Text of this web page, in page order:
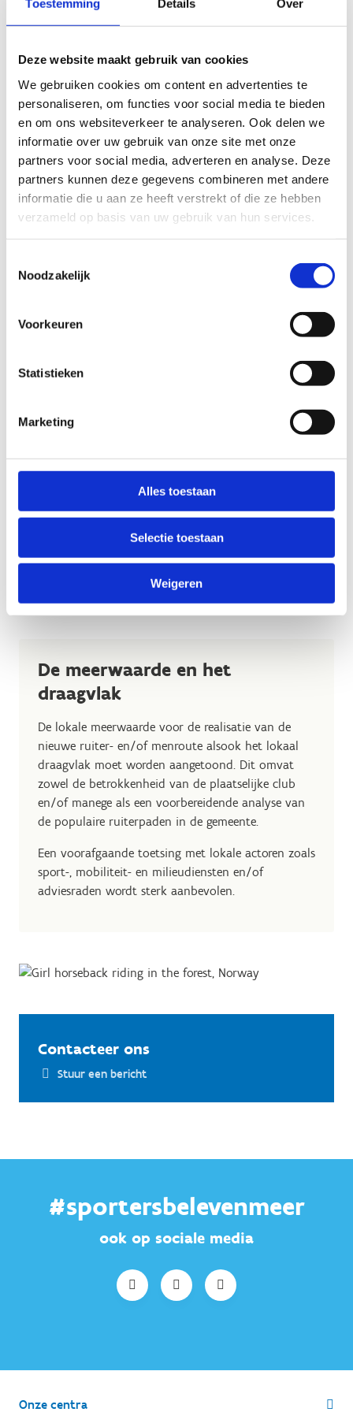
Toestemming Details Over
Deze website maakt gebruik van cookies
We gebruiken cookies om content en advertenties te
personaliseren, om functies voor social media te bieden
en om ons websiteverkeer te analyseren. Ook delen we
informatie over uw gebruik van onze site met onze
partners voor social media, adverteren en analyse. Deze
partners kunnen deze gegevens combineren met andere
informatie die u aan ze heeft verstrekt of die ze hebben
verzameld op basis van uw gebruik van hun services.
Noodzakelijk
Voorkeuren
Statistieken
Marketing
Alles toestaan
Selectie toestaan
Weigeren
menroute, vraagt steeds voorafgaand toestemming
aan de respectievelijke eigenaars en/of beheerders
doorkruist dat eigendom is van of beheerd wordt
door ANB, verwijzen we naar de
aanvraagprocedure zoals voorzien door het
Agentschap.
De consulent Sportieve Vrije Tijd kan ondersteuning
bieden bij het aanvragen van bepaalde toelatingen
(zieondersteuning vanuit Sport Vlaanderen).
De meerwaarde en het
draagvlak
De lokale meerwaarde voor de realisatie van de
nieuwe ruiter- en/of menroute alsook het lokaal
draagvlak moet worden aangetoond. Dit omvat
zowel de betrokkenheid van de plaatselijke club
en/of manege als een voorbereidende analyse van
de populaire ruiterpaden in de gemeente.
Een voorafgaande toetsing met lokale actoren zoals
sport-, mobiliteit- en milieudiensten en/of
adviesraden wordt sterk aanbevolen.
Contacteer ons
Stuur een bericht
#sportersbelevenmeer
ook op sociale media
Onze centra